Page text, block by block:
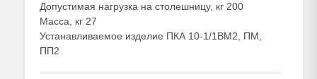
Допустимая нагрузка на столешницу, кг 200
Масса, кг 27
Устанавливаемое изделие ПКА 10-1/1ВМ2, ПМ,
ПП2